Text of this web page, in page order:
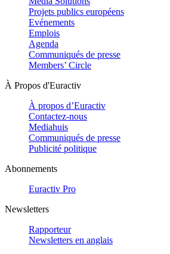
Projets publics européens
Evénements
Emplois
Agenda
Communiqués de presse
Members’ Circle
À Propos d'Euractiv
À propos d’Euractiv
Contactez-nous
Mediahuis
Communiqués de presse
Publicité politique
Abonnements
Euractiv Pro
Newsletters
Rapporteur
Newsletters en anglais